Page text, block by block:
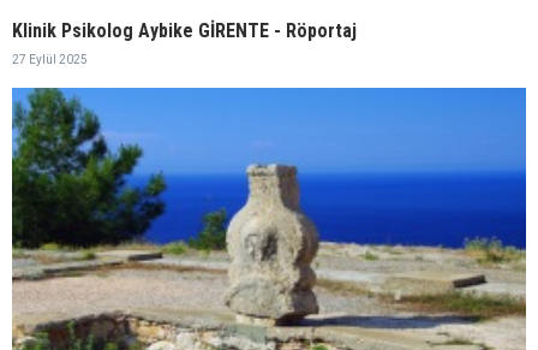
Klinik Psikolog Aybike GİRENTE - Röportaj
27 Eylül 2025